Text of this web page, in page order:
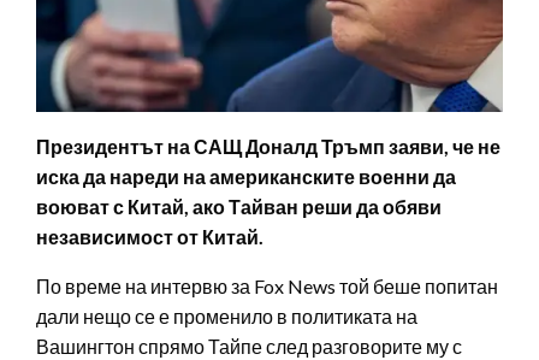
Президентът на САЩ Доналд Тръмп заяви, че не
иска да нареди на американските военни да
воюват с Китай, ако Тайван реши да обяви
независимост от Китай.
По време на интервю за Fox News той беше попитан
дали нещо се е променило в политиката на
Вашингтон спрямо Тайпе след разговорите му с